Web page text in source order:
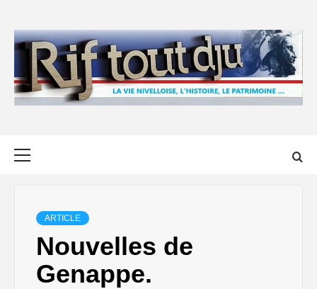
content
ARTICLE
Nouvelles de
Genappe.